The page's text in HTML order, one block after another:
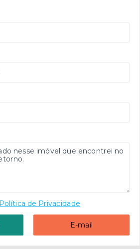
Política de Privacidade
E-mail